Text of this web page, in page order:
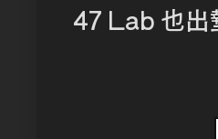
47 Lab 也出